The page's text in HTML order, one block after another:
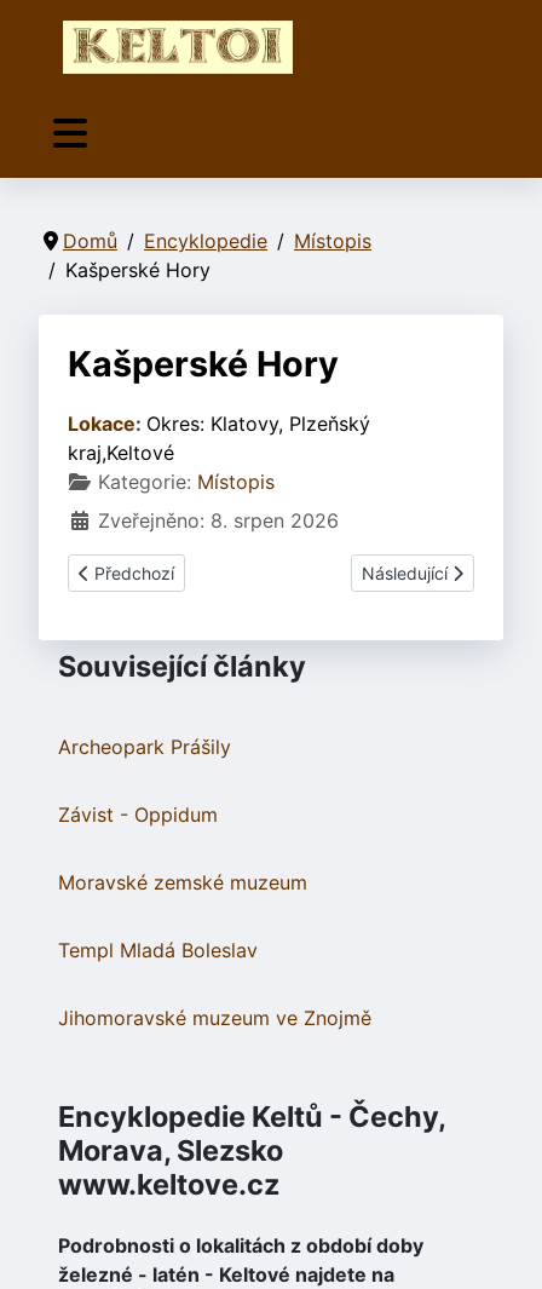
Domů Encyklopedie
Místopis
Kašperské Hory
Kašperské Hory
Lokace: Okres: Klatovy, Plzeňský
kraj,Keltové
Základní údaje
Kategorie: Místopis
Zveřejněno: 8. srpen 2026
Předchozí článek: Kasurgis
Předchozí Další článek: Kaštice
Následující
Související články
Archeopark Prášily
Závist - Oppidum
Moravské zemské muzeum
Templ Mladá Boleslav
Jihomoravské muzeum ve Znojmě
Encyklopedie Keltů - Čechy,
Morava, Slezsko
www.keltove.cz
Podrobnosti o lokalitách z období doby
železné - latén - Keltové najdete na